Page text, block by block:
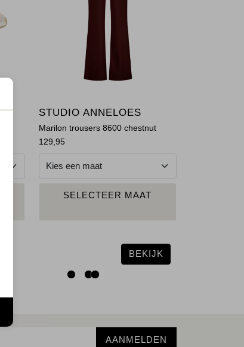
STUDIO ANNELOES
Marilon trousers 8600 chestnut
129,95
PLAATS IN
SELECTEER MAAT
BEKIJK
AANMELDEN